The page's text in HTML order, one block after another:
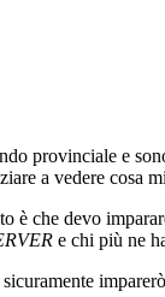
provinciale e
a vedere cosa
che devo
e chi più ne